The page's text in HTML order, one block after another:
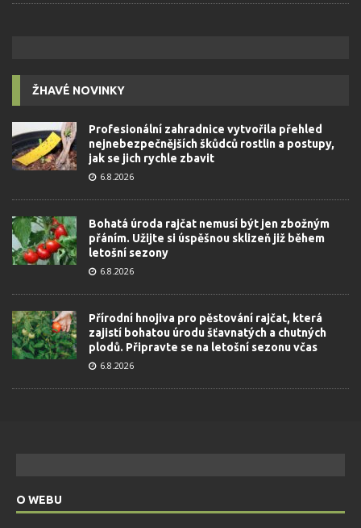
ŽHAVÉ NOVINKY
Profesionální zahradnice vytvořila přehled
nejnebezpečnějších škůdců rostlin a postupy,
jak se jich rychle zbavit
6.8.2026
Bohatá úroda rajčat nemusí být jen zbožným
přáním. Užijte si úspěšnou sklizeň již během
letošní sezony
6.8.2026
Přírodní hnojiva pro pěstování rajčat, která
zajistí bohatou úrodu šťavnatých a chutných
plodů. Připravte se na letošní sezonu včas
6.8.2026
O WEBU